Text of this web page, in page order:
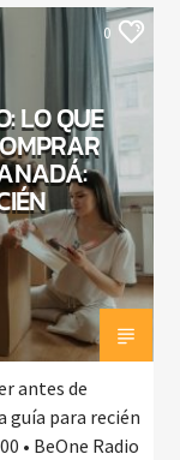
0
LO QUE
antes de
guía para recién
• BeOne Radio